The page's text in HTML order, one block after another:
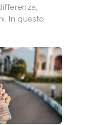
In questo